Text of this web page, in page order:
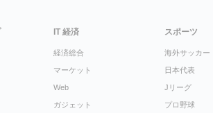
IT 経済
経済総合
マーケット
Web
ガジェット
スポーツ
海外サッカー
日本代表
Jリーグ
プロ野球